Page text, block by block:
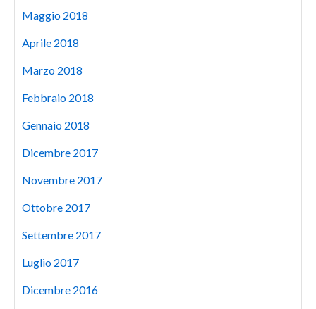
Maggio 2018
Aprile 2018
Marzo 2018
Febbraio 2018
Gennaio 2018
Dicembre 2017
Novembre 2017
Ottobre 2017
Settembre 2017
Luglio 2017
Dicembre 2016